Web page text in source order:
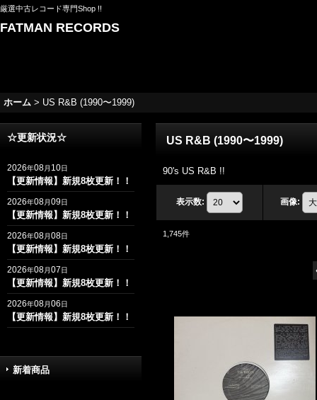
厳選中古レコード専門Shop !!
FATMAN RECORDS
ホーム > US R&B (1990〜1999)
☆更新状況☆
2026年08月 10日
【更新情報】新規8枚更新！！
2026年08月09日
【更新情報】新規8枚更新！！
2026年08月08日
【更新情報】新規8枚更新！！
2026年08月07日
【更新情報】新規8枚更新！！
2026年08月06日
【更新情報】新規8枚更新！！
新着商品
US R&B (1990〜1999)
90's US R&B !!
表示数: 画像:
1,745件